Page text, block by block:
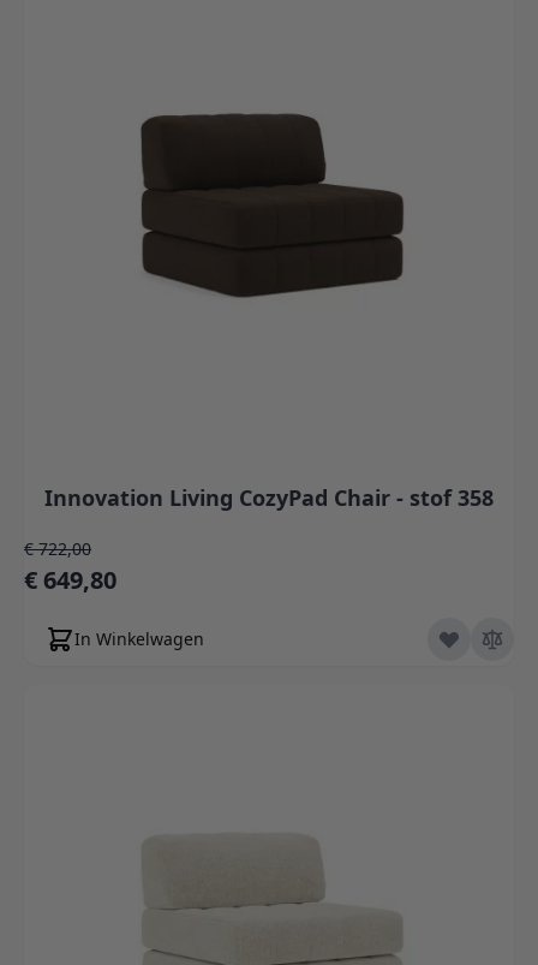
Innovation Living CozyPad Chair - stof 358
Speciale prijs
€ 649,80
Normale prijs
€ 722,00
In Winkelwagen